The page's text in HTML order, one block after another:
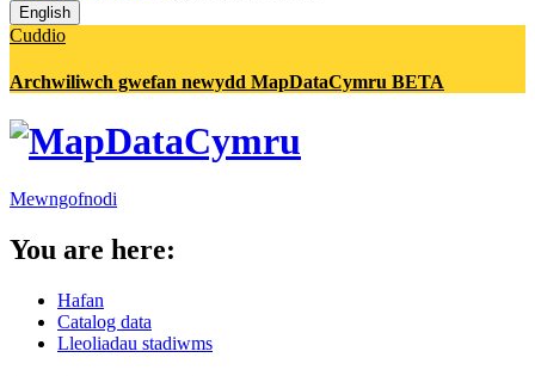
English
Cuddio
Archwiliwch gwefan newydd MapDataCymru BETA
Mewngofnodi
You are here:
Hafan
Catalog data
Lleoliadau stadiwms